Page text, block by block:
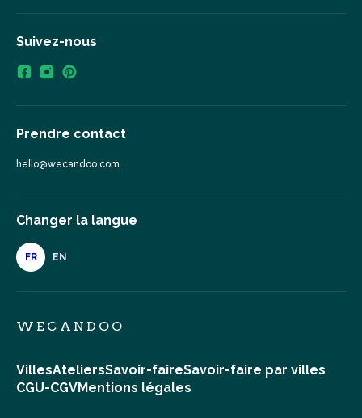
Suivez-nous
Prendre contact
hello@wecandoo.com
Changer la langue
FR EN
WECANDOO
VillesAteliersSavoir-faireSavoir-faire par villes
CGU-CGVMentions légales